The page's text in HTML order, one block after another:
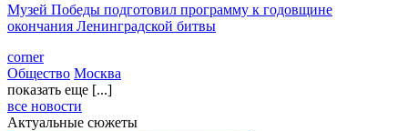
Музей Победы подготовил программу к годовщине
окончания Ленинградской битвы
corner
Общество Москва
показать еще [...]
все новости
Актуальные сюжеты